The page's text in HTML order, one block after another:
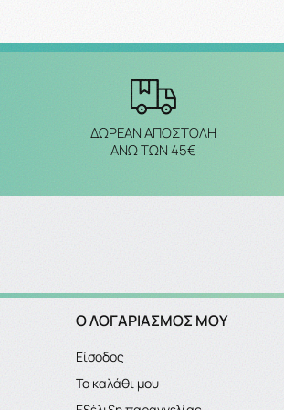
ΔΩΡΕΑΝ ΑΠΟΣΤΟΛΗ
ΑΝΩ ΤΩΝ 45€
Ο ΛΟΓΑΡΙΑΣΜΌΣ ΜΟΥ
Είσοδος
Το καλάθι μου